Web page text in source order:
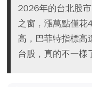
2026年的台北股
之窗，漲萬點僅
高，巴菲特指標高
台股，真的不一樣